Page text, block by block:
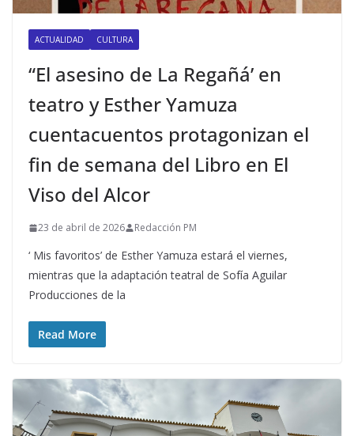
ACTUALIDAD CULTURA
“El asesino de La Regañá’ en
teatro y Esther Yamuza
cuentacuentos protagonizan el
fin de semana del Libro en El
Viso del Alcor
23 de abril de 2026 Redacción PM
‘ Mis favoritos’ de Esther Yamuza estará el viernes,
mientras que la adaptación teatral de Sofía Aguilar
Producciones de la
Read More